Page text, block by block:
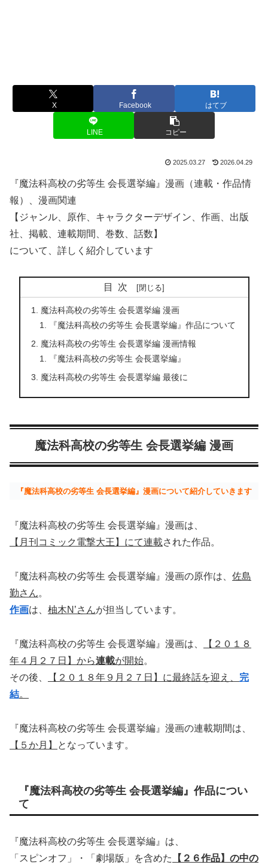
X Facebook はてブ
LINE コピー
2025.03.27 2026.04.29
『魔法科高校の劣等生 会長選挙編』漫画（連載・作品情
報）、漫画関連
【ジャンル、原作、キャラクターデザイン、作画、出版
社、掲載、連載期間、巻数、話数】
について、詳しく紹介しています
目次
魔法科高校の劣等生 会長選挙編 漫画
『魔法科高校の劣等生 会長選挙編』作品について
魔法科高校の劣等生 会長選挙編 漫画情報
『魔法科高校の劣等生 会長選挙編』
魔法科高校の劣等生 会長選挙編 最後に
魔法科高校の劣等生 会長選挙編 漫画
『魔法科高校の劣等生 会長選挙編』漫画について紹介していきます
『魔法科高校の劣等生 会長選挙編』漫画は、
【月刊コミック電撃大王】にて連載された作品。
『魔法科高校の劣等生 会長選挙編』漫画の原作は、 佐島
勤さん。
作画は、 柚木N’さんが担当しています。
『魔法科高校の劣等生 会長選挙編』漫画は、
【２０１８
年４月２７日】から連載が開始。
その後、
【２０１８年９月２７日】に最終話を迎え、 完
結。
『魔法科高校の劣等生 会長選挙編』漫画の連載期間は、
【５か月】
となっています。
『魔法科高校の劣等生 会長選挙編』作品につい
て
『魔法科高校の劣等生 会長選挙編』は、
「スピンオフ」・「劇場版」を含めた
【２６作品】の中の